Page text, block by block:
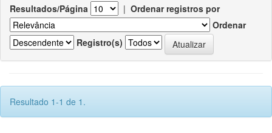
Resultados/Página | Ordenar registros por
Ordenar
Registro(s)
Resultado 1-1 de 1.